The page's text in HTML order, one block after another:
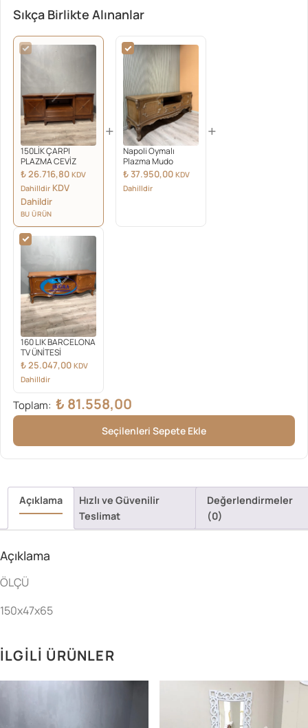
Sıkça Birlikte Alınanlar
150LİK ÇARPI
PLAZMA CEVİZ
₺26.716,80 KDV
Dahilldir KDV
Dahildir
BU ÜRÜN
+
Napoli Oymalı
Plazma Mudo
₺37.950,00 KDV
Dahilldir
+
160 LIK BARCELONA
TV ÜNİTESİ
₺25.047,00 KDV
Dahilldir
Toplam: ₺ 81.558,00
Seçilenleri Sepete Ekle
Açıklama
Hızlı ve Güvenilir
Teslimat
Değerlendirmeler
(0)
Açıklama
ÖLÇÜ
150x47x65
İLGILI ÜRÜNLER